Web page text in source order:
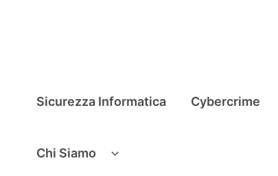
Sicurezza Informatica Cybercrime
Chi Siamo